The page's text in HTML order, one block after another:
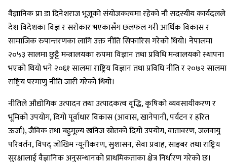
वैज्ञानिक प्रा डा दिनेशराज भूजूको संयोजकत्वमा रहेको नौ सदस्यीय कार्यदलले
देश विदेशका विज्ञ र सरोकार भएकासँग छलफल गरी आर्थिक विकास र
सामाजिक रुपान्तरणका लागि उक्त नीति सिफारिस गरेको थियो। नेपालमा
२०५३ सालमा छुट्टै मन्त्रालयका रुपमा विज्ञान तथा प्रविधि मन्त्रालयको स्थापना
भएको थियो भने २०६१ सालमा राष्ट्रिय विज्ञान तथा प्रविधि नीति र २०७२ सालमा
राष्ट्रिय परमाणु नीति जारी गरेको थियो।
नीतिले औद्योगिक उत्पादन तथा उत्पादकत्व वृद्धि, कृषिको व्यवसायीकरण र
भूमिको उपयोग, दिगो पूर्वाधार विकास (आवास, खानेपानी, पर्यटन र हरित
ऊर्जा), जैविक तथा बहुमूल्य खनिज स्रोतको दिगो उपयोग, वातावरण, जलवायु
परिवर्तन, विपद् जोखिम न्यूनीकरण, सुशासन, सेवा प्रवाह, साइबर तथा राष्ट्रिय
सुरक्षालाई वैज्ञानिक अनुसन्धानको प्राथमिकताका क्षेत्र निर्धारण गरेको छ।